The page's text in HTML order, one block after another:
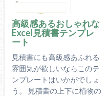
高級感あるおしゃれな
Excel見積書テンプレ
ート
見積書にも高級感あふれる
雰囲気が欲しいならこのテ
ンプレートはいかがでしょ
う。 見積書の上下に植物の